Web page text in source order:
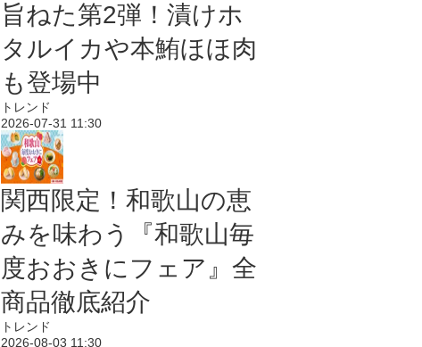
旨ねた第2弾！漬けホ
タルイカや本鮪ほほ肉
も登場中
トレンド
2026-07-31 11:30
関西限定！和歌山の恵
みを味わう『和歌山毎
度おおきにフェア』全
商品徹底紹介
トレンド
2026-08-03 11:30